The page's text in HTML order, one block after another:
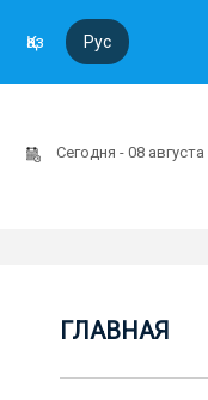
Қаз Рус
Сегодня - 08 августа
ГЛАВНАЯ